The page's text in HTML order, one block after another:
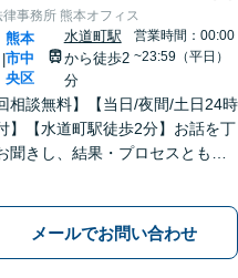
律事務所 熊本オフィス
|
熊本
市中
央区
水道町駅
から徒歩2
分
営業時間：00:00
~23:59（平日）
相談無料】【当日/夜間/土日24時
】【水道町駅徒歩2分】お話を丁
聞きし、結果・プロセスともに
メールでお問い合わせ